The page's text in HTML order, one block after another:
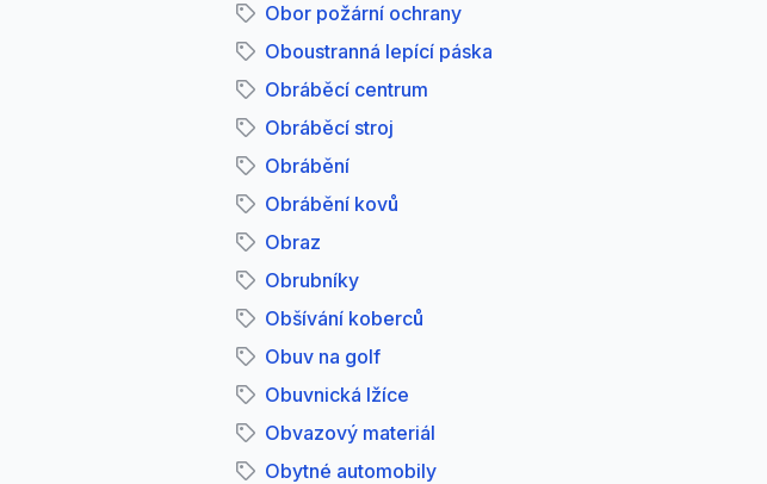
Obor požární ochrany
Oboustranná lepící páska
Obráběcí centrum
Obráběcí stroj
Obrábění
Obrábění kovů
Obraz
Obrubníky
Obšívání koberců
Obuv na golf
Obuvnická lžíce
Obvazový materiál
Obytné automobily